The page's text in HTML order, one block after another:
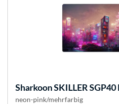
SharkoonSKILLER
neon-pink/mehrfarbig